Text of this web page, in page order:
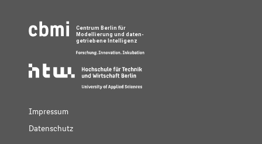
Impressum
Datenschutz